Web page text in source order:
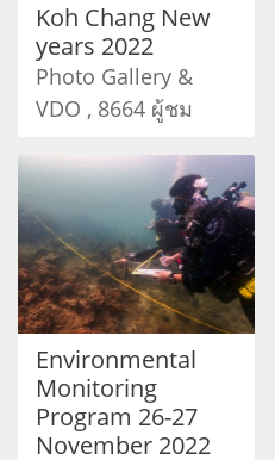
Koh Chang New
years 2022
Photo Gallery &
VDO , 8664 ผู้ชม
Environmental
Monitoring
Program 26-27
November 2022